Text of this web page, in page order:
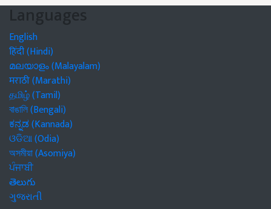
Languages
English
हिंदी (Hindi)
മലയാളം (Malayalam)
मराठी (Marathi)
தமிழ் (Tamil)
বাঙালি (Bengali)
ಕನ್ನಡ (Kannada)
ଓଡିଆ (Odia)
অসমীয়া (Asomiya)
ਪੰਜਾਬੀ
తెలుగు
ગુજરાતી